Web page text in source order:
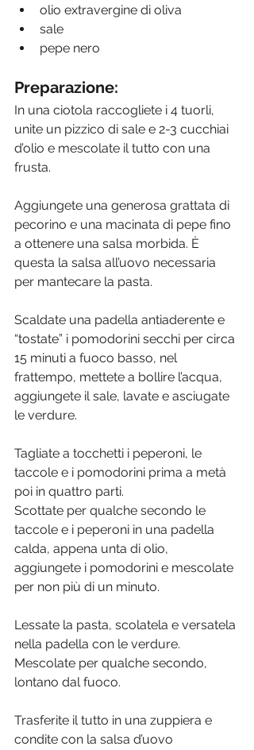
olio extravergine di oliva
sale
pepe nero
Preparazione:
In una ciotola raccogliete i 4 tuorli,
unite un pizzico di sale e 2-3 cucchiai
d’olio e mescolate il tutto con una
frusta.
Aggiungete una generosa grattata di
pecorino e una macinata di pepe fino
a ottenere una salsa morbida. È
questa la salsa all’uovo necessaria
per mantecare la pasta.
Scaldate una padella antiaderente e
“tostate” i pomodorini secchi per circa
15 minuti a fuoco basso, nel
frattempo, mettete a bollire l’acqua,
aggiungete il sale, lavate e asciugate
le verdure.
Tagliate a tocchetti i peperoni, le
taccole e i pomodorini prima a metà
poi in quattro parti.
Scottate per qualche secondo le
taccole e i peperoni in una padella
calda, appena unta di olio,
aggiungete i pomodorini e mescolate
per non più di un minuto.
Lessate la pasta, scolatela e versatela
nella padella con le verdure.
Mescolate per qualche secondo,
lontano dal fuoco.
Trasferite il tutto in una zuppiera e
condite con la salsa d’uovo